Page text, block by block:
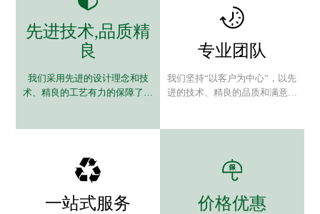
先进技术,品质精
良
我们采用先进的设计理念和技
术、精良的工艺有力的保障了优
专业团队
我们坚持“以客户为中心”，以先
进的技术、精良的品质和满意的
一站式服务 价格优惠